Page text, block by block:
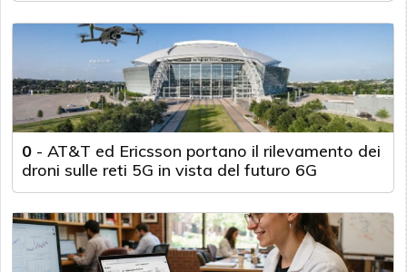
0 - AT&T ed Ericsson portano il rilevamento dei
droni sulle reti 5G in vista del futuro 6G